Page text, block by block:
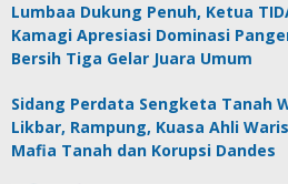
Lumbaa Dukung Penuh, Ketua
Kamagi Apresiasi Dominasi
Bersih Tiga Gelar Juara Umum
Sidang Perdata Sengketa Tanah
Likbar, Rampung, Kuasa Ahli
Mafia Tanah dan Korupsi Dandes